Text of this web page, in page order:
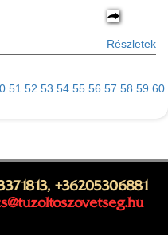
Részletek
51 52 53 54 55 56 57 58 59 60
+36205306881